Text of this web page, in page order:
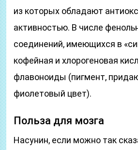
из которых обладают
активностью. В числе
соединений, имеющихся в
кофейная и хлорогеновая
флавоноиды (пигмент,
фиолетовый цвет).
Польза для мозга
Насунин, если можно так